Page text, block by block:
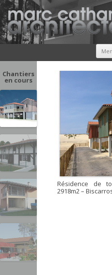
Résidence de
2918m2 –
Chantiers
en cours